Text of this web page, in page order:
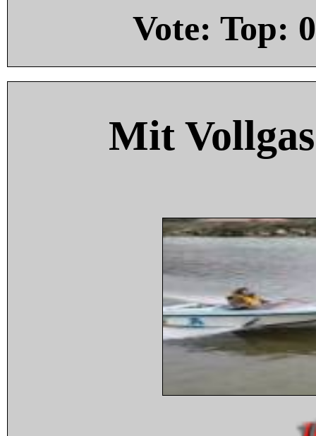
Vote: Top: 0
Mit